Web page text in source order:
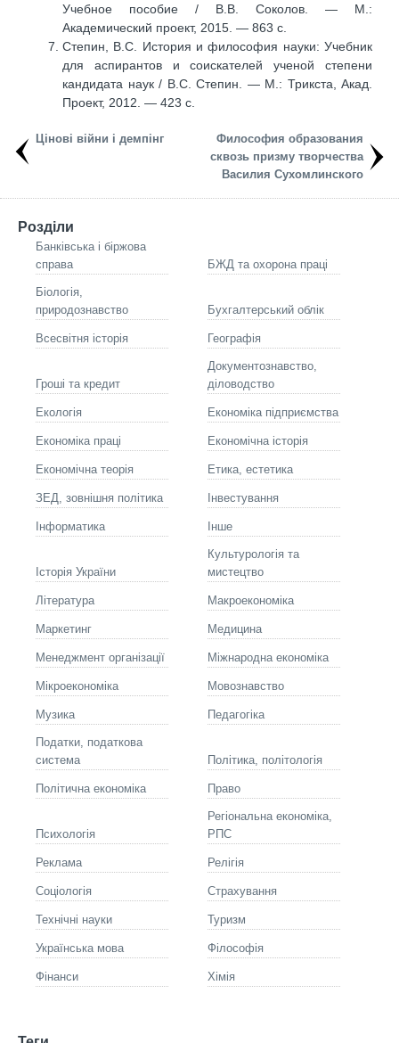
Учебное пособие / В.В. Соколов. — М.:
Академический проект, 2015. — 863 c.
Степин, В.С. История и философия науки: Учебник
для аспирантов и соискателей ученой степени
кандидата наук / В.С. Степин. — М.: Трикста, Акад.
Проект, 2012. — 423 c.
Цінові війни і демпінг
Философия образования
сквозь призму творчества
Василия Сухомлинского
Розділи
Банківська і біржова
справа
БЖД та охорона праці
Біологія,
природознавство
Бухгалтерський облік
Всесвітня історія Географія
Гроші та кредит
Документознавство,
діловодство
Екологія Економіка підприємства
Економіка праці Економічна історія
Економічна теорія Етика, естетика
ЗЕД, зовнішня політика Інвестування
Інформатика Інше
Історія України
Культурологія та
мистецтво
Літературa Макроекономіка
Маркетинг Медицина
Менеджмент організації Міжнародна економіка
Мікроекономіка Мовознавство
Музика Педагогіка
Податки, податкова
система
Політика, політологія
Політична економіка Право
Психологія
Регіональна економіка,
РПС
Реклама Релігія
Соціологія Страхування
Технічні науки Туризм
Українська мова Філософія
Фінанси Хімія